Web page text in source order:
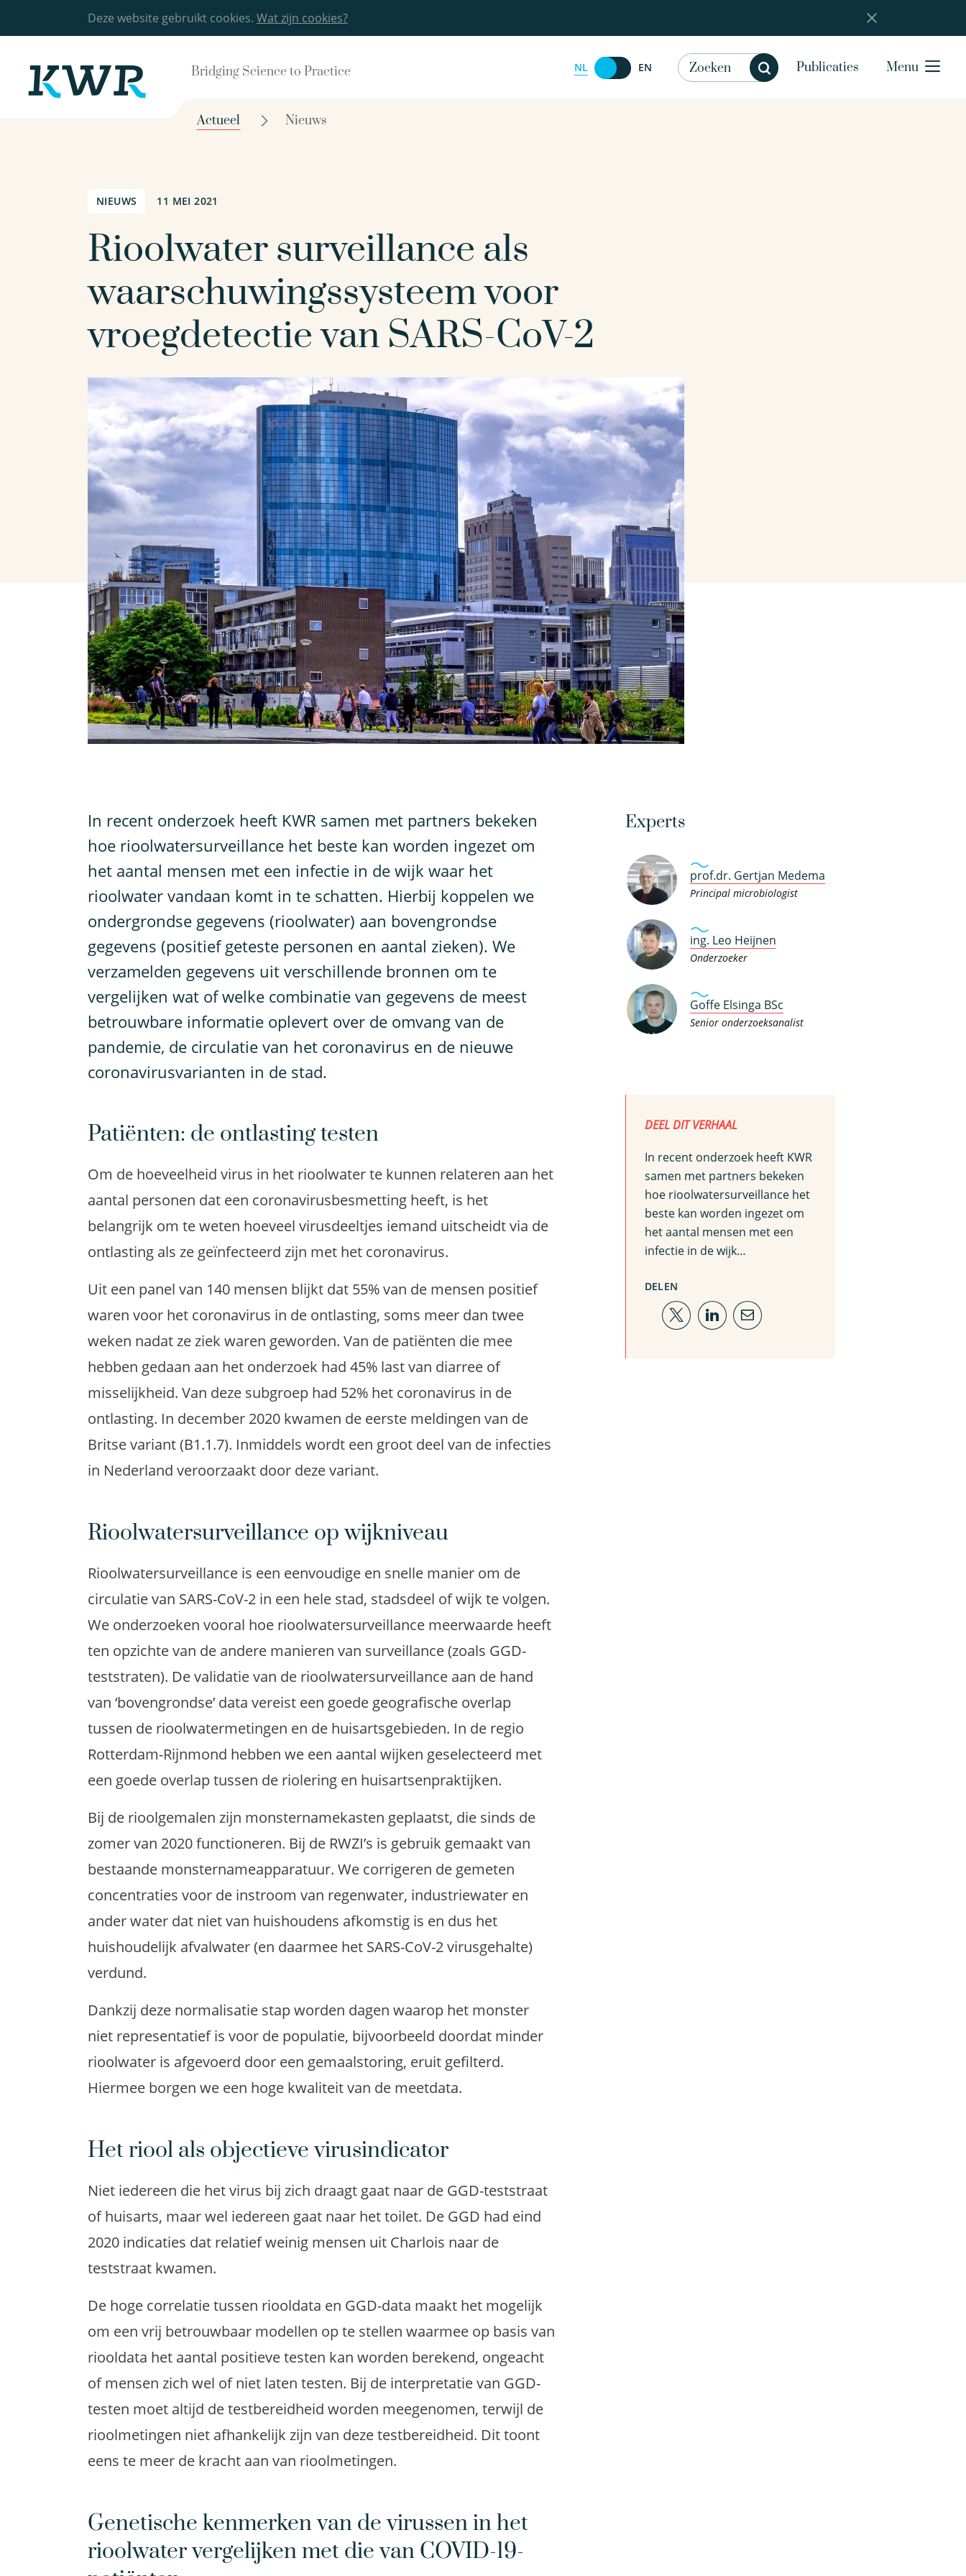
Deze website gebruikt cookies. Wat zijn cookies?
Bridging Science to Practice NL EN Publicaties Menu
Actueel Nieuws
NIEUWS 11 MEI 2021
Rioolwater surveillance als
waarschuwingssysteem voor
vroegdetectie van SARS-CoV-2
In recent onderzoek heeft KWR samen met partners bekeken
hoe rioolwatersurveillance het beste kan worden ingezet om
het aantal mensen met een infectie in de wijk waar het
rioolwater vandaan komt in te schatten. Hierbij koppelen we
ondergrondse gegevens (rioolwater) aan bovengrondse
gegevens (positief geteste personen en aantal zieken). We
verzamelden gegevens uit verschillende bronnen om te
vergelijken wat of welke combinatie van gegevens de meest
betrouwbare informatie oplevert over de omvang van de
pandemie, de circulatie van het coronavirus en de nieuwe
coronavirusvarianten in de stad.
Patiënten: de ontlasting testen
Om de hoeveelheid virus in het rioolwater te kunnen relateren aan het
aantal personen dat een coronavirusbesmetting heeft, is het
belangrijk om te weten hoeveel virusdeeltjes iemand uitscheidt via de
ontlasting als ze geïnfecteerd zijn met het coronavirus.
Uit een panel van 140 mensen blijkt dat 55% van de mensen positief
waren voor het coronavirus in de ontlasting, soms meer dan twee
weken nadat ze ziek waren geworden. Van de patiënten die mee
hebben gedaan aan het onderzoek had 45% last van diarree of
misselijkheid. Van deze subgroep had 52% het coronavirus in de
ontlasting. In december 2020 kwamen de eerste meldingen van de
Britse variant (B1.1.7). Inmiddels wordt een groot deel van de infecties
in Nederland veroorzaakt door deze variant.
Rioolwatersurveillance op wijkniveau
Rioolwatersurveillance is een eenvoudige en snelle manier om de
circulatie van SARS-CoV-2 in een hele stad, stadsdeel of wijk te volgen.
We onderzoeken vooral hoe rioolwatersurveillance meerwaarde heeft
ten opzichte van de andere manieren van surveillance (zoals GGD-
teststraten). De validatie van de rioolwatersurveillance aan de hand
van ‘bovengrondse’ data vereist een goede geografische overlap
tussen de rioolwatermetingen en de huisartsgebieden. In de regio
Rotterdam-Rijnmond hebben we een aantal wijken geselecteerd met
een goede overlap tussen de riolering en huisartsenpraktijken.
Bij de rioolgemalen zijn monsternamekasten geplaatst, die sinds de
zomer van 2020 functioneren. Bij de RWZI’s is gebruik gemaakt van
bestaande monsternameapparatuur. We corrigeren de gemeten
concentraties voor de instroom van regenwater, industriewater en
ander water dat niet van huishoudens afkomstig is en dus het
huishoudelijk afvalwater (en daarmee het SARS-CoV-2 virusgehalte)
verdund.
Dankzij deze normalisatie stap worden dagen waarop het monster
niet representatief is voor de populatie, bijvoorbeeld doordat minder
rioolwater is afgevoerd door een gemaalstoring, eruit gefilterd.
Hiermee borgen we een hoge kwaliteit van de meetdata.
Het riool als objectieve virusindicator
Niet iedereen die het virus bij zich draagt gaat naar de GGD-teststraat
of huisarts, maar wel iedereen gaat naar het toilet. De GGD had eind
2020 indicaties dat relatief weinig mensen uit Charlois naar de
teststraat kwamen.
De hoge correlatie tussen riooldata en GGD-data maakt het mogelijk
om een vrij betrouwbaar modellen op te stellen waarmee op basis van
riooldata het aantal positieve testen kan worden berekend, ongeacht
of mensen zich wel of niet laten testen. Bij de interpretatie van GGD-
testen moet altijd de testbereidheid worden meegenomen, terwijl de
rioolmetingen niet afhankelijk zijn van deze testbereidheid. Dit toont
eens te meer de kracht aan van rioolmetingen.
Genetische kenmerken van de virussen in het
rioolwater vergelijken met die van COVID-19-
Experts
prof.dr. Gertjan Medema
Principal microbiologist
ing. Leo Heijnen
Onderzoeker
Goffe Elsinga BSc
Senior onderzoeksanalist
DEEL DIT VERHAAL
In recent onderzoek heeft KWR
samen met partners bekeken
hoe rioolwatersurveillance het
beste kan worden ingezet om
het aantal mensen met een
infectie in de wijk…
DELEN